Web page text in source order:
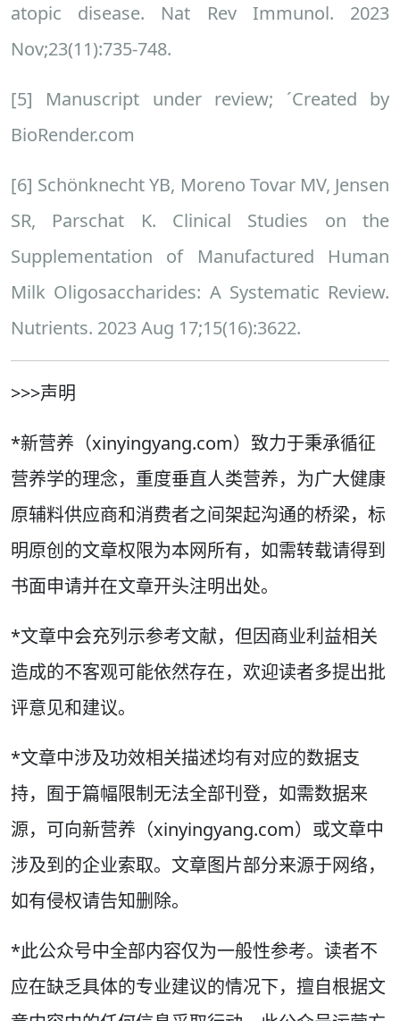
atopic disease. Nat Rev Immunol. 2023
Nov;23(11):735-748.
[5] Manuscript under review; ´Created by
BioRender.com
[6] Schönknecht YB, Moreno Tovar MV, Jensen
SR, Parschat K. Clinical Studies on the
Supplementation of Manufactured Human
Milk Oligosaccharides: A Systematic Review.
Nutrients. 2023 Aug 17;15(16):3622.
>>>声明
*新营养（xinyingyang.com）致力于秉承循征
营养学的理念，重度垂直人类营养，为广大健康
原辅料供应商和消费者之间架起沟通的桥梁，标
明原创的文章权限为本网所有，如需转载请得到
书面申请并在文章开头注明出处。
*文章中会充列示参考文献，但因商业利益相关
造成的不客观可能依然存在，欢迎读者多提出批
评意见和建议。
*文章中涉及功效相关描述均有对应的数据支
持，囿于篇幅限制无法全部刊登，如需数据来
源，可向新营养（xinyingyang.com）或文章中
涉及到的企业索取。文章图片部分来源于网络，
如有侵权请告知删除。
*此公众号中全部内容仅为一般性参考。读者不
应在缺乏具体的专业建议的情况下，擅自根据文